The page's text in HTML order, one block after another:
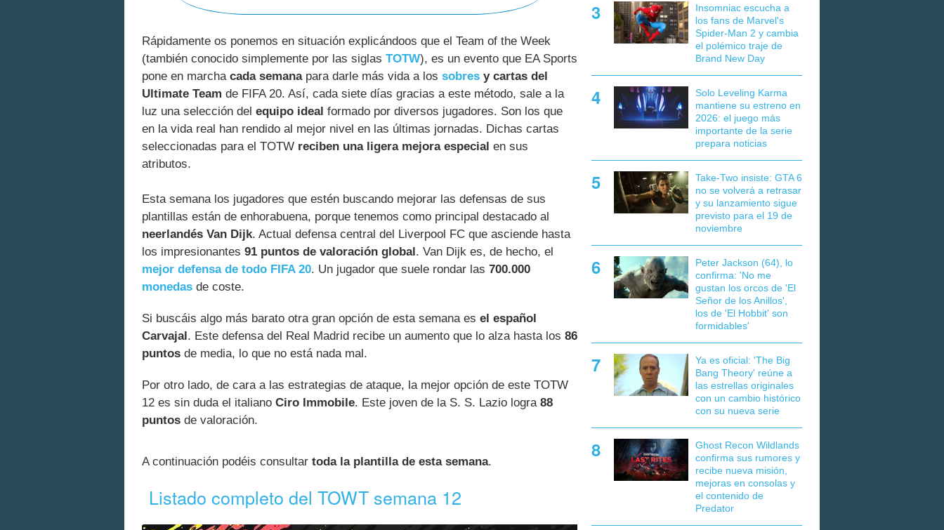
Rápidamente os ponemos en situación explicándoos que el Team of the Week
(también conocido simplemente por las siglas TOTW), es un evento que EA Sports
pone en marcha cada semanapara darle más vida a los sobres y cartas del
Ultimate Team de FIFA 20. Así, cada siete días gracias a este método, sale a la
luz una selección del equipo ideal formado por diversos jugadores. Son los que
en la vida real han rendido al mejor nivel en las últimas jornadas. Dichas cartas
seleccionadas para el TOTW reciben una ligera mejora especial en sus
atributos.
Esta semana los jugadores que estén buscando mejorar las defensas de sus
plantillas están de enhorabuena, porque tenemos como principal destacado al
neerlandés Van Dijk. Actual defensa central del Liverpool FC que asciende hasta
los impresionantes 91 puntos de valoración global . Van Dijk es, de hecho, el
mejor defensa de todo FIFA 20. Un jugador que suele rondar las 700.000
monedas de coste.
Si buscáis algo más barato otra gran opción de esta semana es el español
Carvajal . Este defensa del Real Madrid recibe un aumento que lo alza hasta los 86
puntos de media, lo que no está nada mal.
Por otro lado, de cara a las estrategias de ataque, la mejor opción de este TOTW
12 es sin duda el italiano Ciro Immobile. Este joven de la S. S. Lazio logra 88
puntos de valoración.
A continuación podéis consultar toda la plantilla de esta semana.
Listado completo del TOWT semana 12
Insomniac escucha a
los fans de Marvel's
Spider-Man 2 y cambia
el polémico traje de
Brand New Day
Solo Leveling Karma
mantiene su estreno en
2026: el juego más
importante de la serie
prepara noticias
Take-Two insiste: GTA 6
no se volverá a retrasar
y su lanzamiento sigue
previsto para el 19 de
noviembre
Peter Jackson (64), lo
confirma: 'No me
gustan los orcos de 'El
Señor de los Anillos',
los de 'El Hobbit' son
formidables'
Ya es oficial: 'The Big
Bang Theory' reúne a
las estrellas originales
con un cambio histórico
con su nueva serie
Ghost Recon Wildlands
confirma sus rumores y
recibe nueva misión,
mejoras en consolas y
el contenido de
Predator